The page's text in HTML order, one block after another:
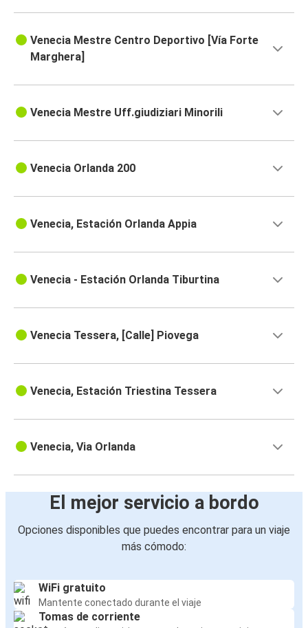
Venecia Mestre Centro Deportivo [Vía Forte
Marghera]
Venecia Mestre Uff.giudiziari Minorili
Venecia Orlanda 200
Venecia, Estación Orlanda Appia
Venecia - Estación Orlanda Tiburtina
Venecia Tessera, [Calle] Piovega
Venecia, Estación Triestina Tessera
Venecia, Via Orlanda
El mejor servicio a bordo
Opciones disponibles que puedes encontrar para un viaje
más cómodo:
WiFi gratuito
Mantente conectado durante el viaje
Tomas de corriente